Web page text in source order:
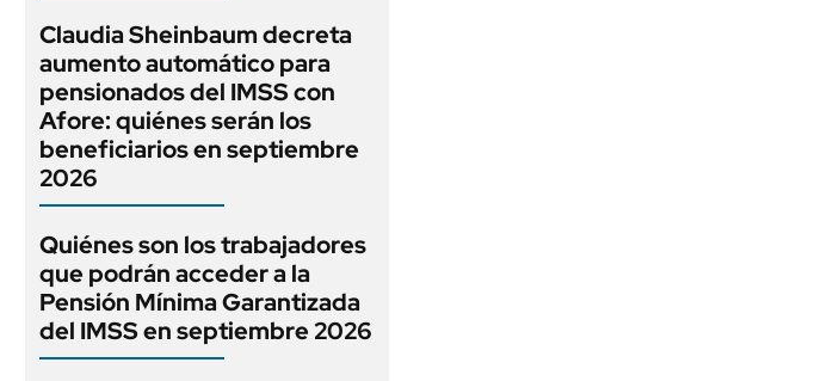
Claudia Sheinbaum decreta
aumento automático para
pensionados del IMSS con
Afore: quiénes serán los
beneficiarios en septiembre
2026
Quiénes son los trabajadores
que podrán acceder a la
Pensión Mínima Garantizada
del IMSS en septiembre 2026